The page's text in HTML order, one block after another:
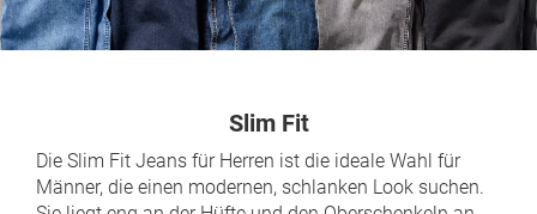
Slim Fit
Die Slim Fit Jeans für Herren ist die ideale Wahl für
Männer, die einen modernen, schlanken Look suchen.